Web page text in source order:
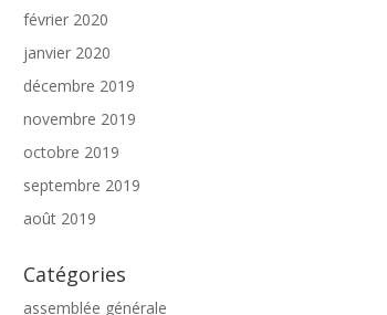
février 2020
janvier 2020
décembre 2019
novembre 2019
octobre 2019
septembre 2019
août 2019
Catégories
assemblée générale